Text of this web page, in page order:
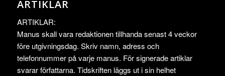
ARTIKLAR
ARTIKLAR:
Manus skall vara redaktionen tillhanda senast 4 veckor
före utgivningsdag. Skriv namn, adress och
telefonnummer på varje manus. För signerade artiklar
svarar författarna. Tidskriften läggs ut i sin helhet